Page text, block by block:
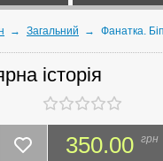
→ Загальний → Фанатка.
історія
350.00 грн